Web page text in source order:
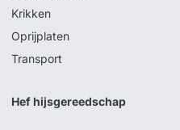
Krikken
Oprijplaten
Transport
Hef hijsgereedschap